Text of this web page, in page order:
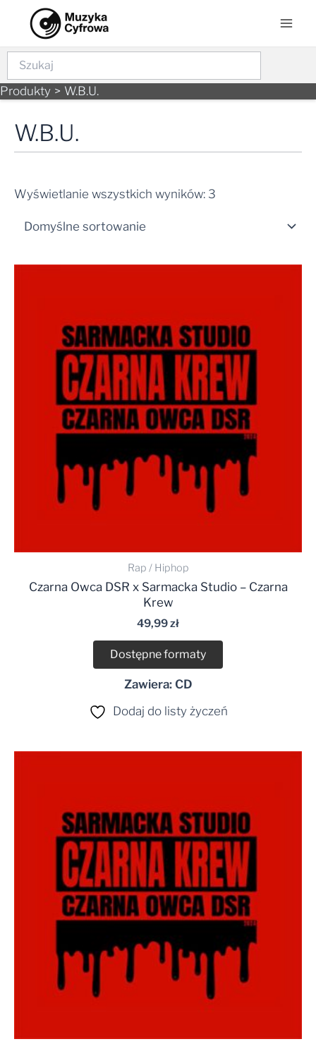
content
Szukaj
Produkty W.B.U.
W.B.U.
Wyświetlanie wszystkich wyników: 3
Rap / Hiphop
Czarna Owca DSR x Sarmacka Studio – Czarna
Krew
49,99zł
Dostępne formaty
Zawiera: CD
Dodaj do listy życzeń